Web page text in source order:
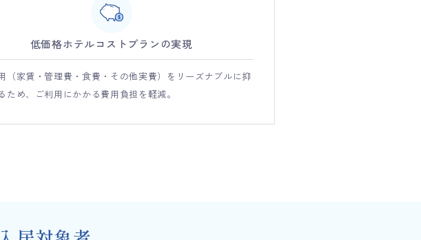
低価格ホテルコストプランの実現
（家賃・管理費・食費・その他実費）をリーズナブルに抑
ため、ご利用にかかる費用負担を軽減。